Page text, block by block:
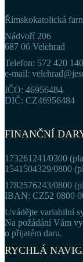
Římskokatolická
Nádvoří 206
687 06 Velehrad
Telefon: 572 420 140
e-mail:
IČO: 46956484
DIČ: CZ46956484
FINANČNÍ
173261241/0300
1541504329/0800
1782576243/0800
IBAN: CZ52 0800
Uvádějte variabilní
Na požádání Vám
o přijatém daru.
RYCHLÁ